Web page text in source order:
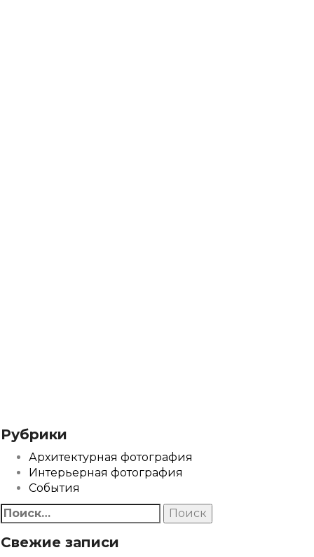
Рубрики
Архитектурная фотография
Интерьерная фотография
События
Найти:
Свежие записи